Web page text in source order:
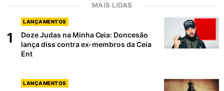
MAIS LIDAS
1
LANÇAMENTOS
Doze Judas na Minha Ceia: Doncesão
lança diss contra ex-membros da Ceia
Ent
LANÇAMENTOS